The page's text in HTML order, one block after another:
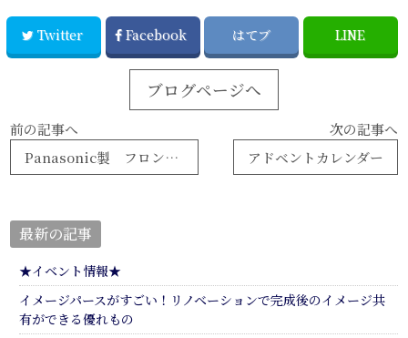
Twitter Facebook はてブ LINE
ブログページへ
前の記事へ
Panasonic製 フロントオープン食洗器
次の記事へ
アドベントカレンダー
最新の記事
★イベント情報★
イメージパースがすごい！リノベーションで完成後のイメージ共
有ができる優れもの